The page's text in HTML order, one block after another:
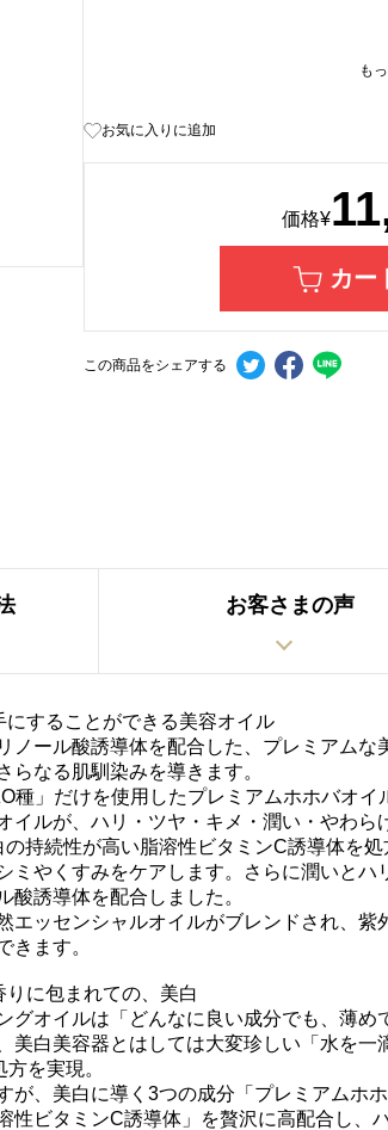
お気に入りに追加
価格¥
カー
この商品をシェアする
お客さまの声
することができる美容オイル
ノール酸誘導体を配合した、プレミアムな
らなる肌馴染みを導きます。
種」だけを使用したプレミアムホホバオイ
イルが、ハリ・ツヤ・キメ・潤い・やわら
持続性が高い脂溶性ビタミンC誘導体を処
ミやくすみをケアします。さらに潤いとハ
酸誘導体を配合しました。
エッセンシャルオイルがブレンドされ、紫
きます。
に包まれての、美白
グオイルは「どんなに良い成分でも、薄め
美白美容器とはしては大変珍しい「水を一
を実現。
が、美白に導く3つの成分「プレミアムホ
性ビタミンC誘導体」を贅沢に高配合し、